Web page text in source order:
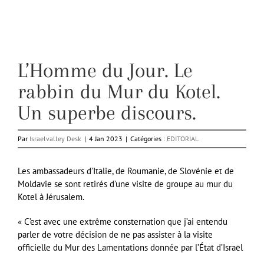
L’Homme du Jour. Le
rabbin du Mur du Kotel.
Un superbe discours.
Par Israelvalley Desk | 4 Jan 2023 | Catégories : EDITORIAL
Les ambassadeurs d’Italie, de Roumanie, de Slovénie et de
Moldavie se sont retirés d’une visite de groupe au mur du
Kotel à Jérusalem.
« C’est avec une extrême consternation que j’ai entendu
parler de votre décision de ne pas assister à la visite
officielle du Mur des Lamentations donnée par l’État d’Israël